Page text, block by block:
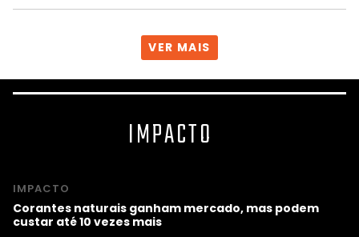
VER MAIS
IMPACTO
IMPACTO
Corantes naturais ganham mercado, mas podem
custar até 10 vezes mais